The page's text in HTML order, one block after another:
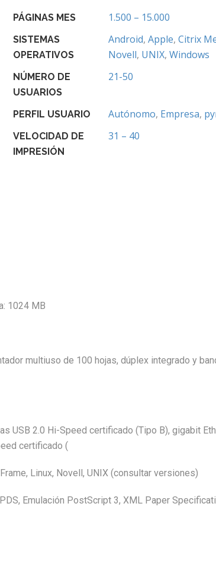
PÁGINAS MES 1.500 – 15.000
SISTEMAS
OPERATIVOS
Android, Apple, Citrix
Novell, UNIX, Windows
NÚMERO DE
USUARIOS
21-50
PERFIL USUARIO Autónomo, Empresa,
VELOCIDAD DE
IMPRESIÓN
31 – 40
1024 MB
multiuso de 100 hojas, dúplex integrado y
USB 2.0 Hi-Speed certificado (Tipo B), gigabit
certificado (
Linux, Novell, UNIX (consultar versiones)
Emulación PostScript 3, XML Paper